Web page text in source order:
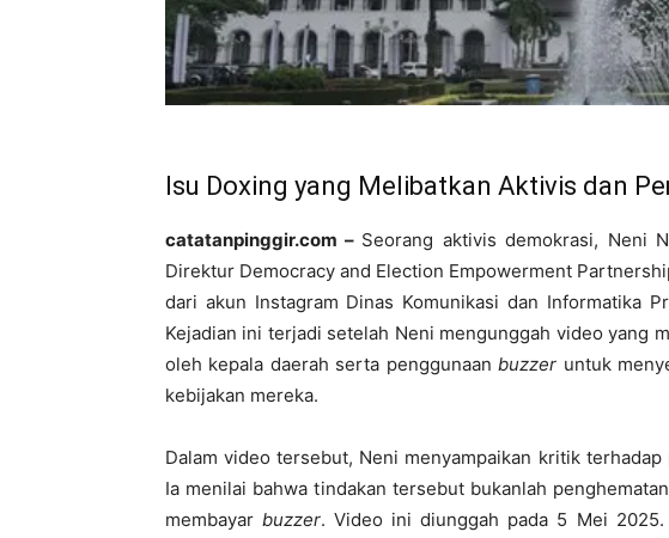
Isu Doxing yang Melibatkan Aktivis dan
catatanpinggir.com – Seorang aktivis demokrasi, Neni
Direktur Democracy and Election Empowerment
dari akun Instagram Dinas Komunikasi dan Informatika
Kejadian ini terjadi setelah Neni mengunggah video yang
oleh kepala daerah serta penggunaan buzzer untuk
kebijakan mereka.
Dalam video tersebut, Neni menyampaikan kritik
Ia menilai bahwa tindakan tersebut bukanlah
membayar buzzer. Video ini diunggah pada 5 Mei